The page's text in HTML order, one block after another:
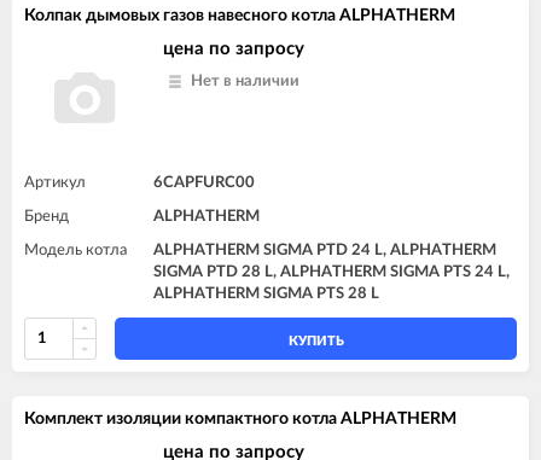
Колпак дымовых газов навесного котла ALPHATHERM
цена по запросу
Нет в наличии
Артикул 6CAPFURC00
Бренд ALPHATHERM
Модель котла
ALPHATHERM SIGMA PTD 24 L, ALPHATHERM
SIGMA PTD 28 L, ALPHATHERM SIGMA PTS 24 L,
ALPHATHERM SIGMA PTS 28 L
КУПИТЬ
Комплект изоляции компактного котла ALPHATHERM
цена по запросу